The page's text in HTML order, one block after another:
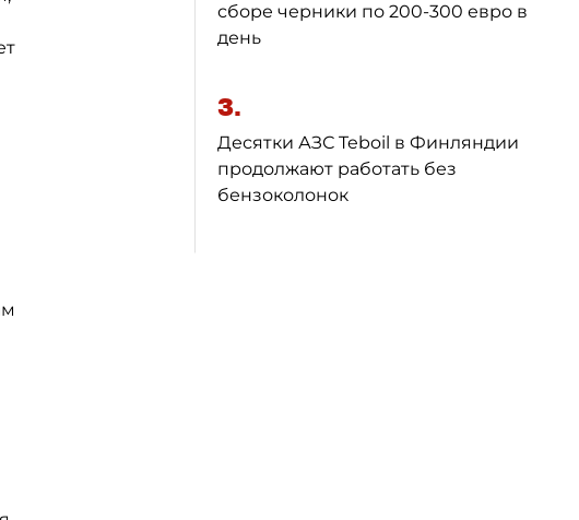
сборе черники по 200-300 евро в
день
3.
Десятки АЗС Teboil в Финляндии
продолжают работать без
бензоколонок